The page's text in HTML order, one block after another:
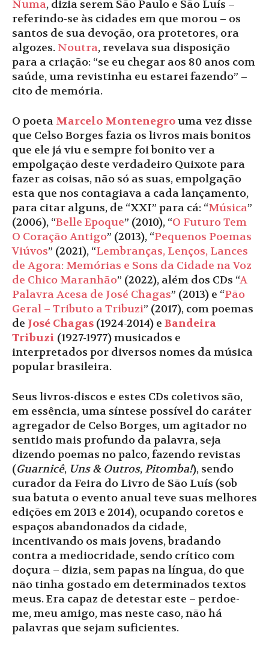
Numa, dizia serem São Paulo e São Luís –
referindo-se às cidades em que morou – os
santos de sua devoção, ora protetores, ora
algozes. Noutra, revelava sua disposição
para a criação: “se eu chegar aos 80 anos com
saúde, uma revistinha eu estarei fazendo” –
cito de memória.
O poeta Marcelo Montenegrouma vez disse
que Celso Borges fazia os livros mais bonitos
que ele já viu e sempre foi bonito ver a
empolgação deste verdadeiro Quixote para
fazer as coisas, não só as suas, empolgação
esta que nos contagiava a cada lançamento,
para citar alguns, de “XXI” para cá: “Música”
(2006), “Belle Epoque” (2010), “O Futuro Tem
O Coração Antigo” (2013), “Pequenos Poemas
Viúvos” (2021), “Lembranças, Lenços, Lances
de Agora: Memórias e Sons da Cidade na Voz
de Chico Maranhão” (2022), além dos CDs “A
Palavra Acesa de José Chagas” (2013) e “Pão
Geral – Tributo a Tribuzi” (2017), com poemas
de José Chagas (1924-2014) e Bandeira
Tribuzi (1927-1977) musicados e
interpretados por diversos nomes da música
popular brasileira.
Seus livros-discos e estes CDs coletivos são,
em essência, uma síntese possível do caráter
agregador de Celso Borges, um agitador no
sentido mais profundo da palavra, seja
dizendo poemas no palco, fazendo revistas
(Guarnicê, Uns & Outros, Pitomba!), sendo
curador da Feira do Livro de São Luís (sob
sua batuta o evento anual teve suas melhores
edições em 2013 e 2014), ocupando coretos e
espaços abandonados da cidade,
incentivando os mais jovens, bradando
contra a mediocridade, sendo crítico com
doçura – dizia, sem papas na língua, do que
não tinha gostado em determinados textos
meus. Era capaz de detestar este – perdoe-
me, meu amigo, mas neste caso, não há
palavras que sejam suficientes.